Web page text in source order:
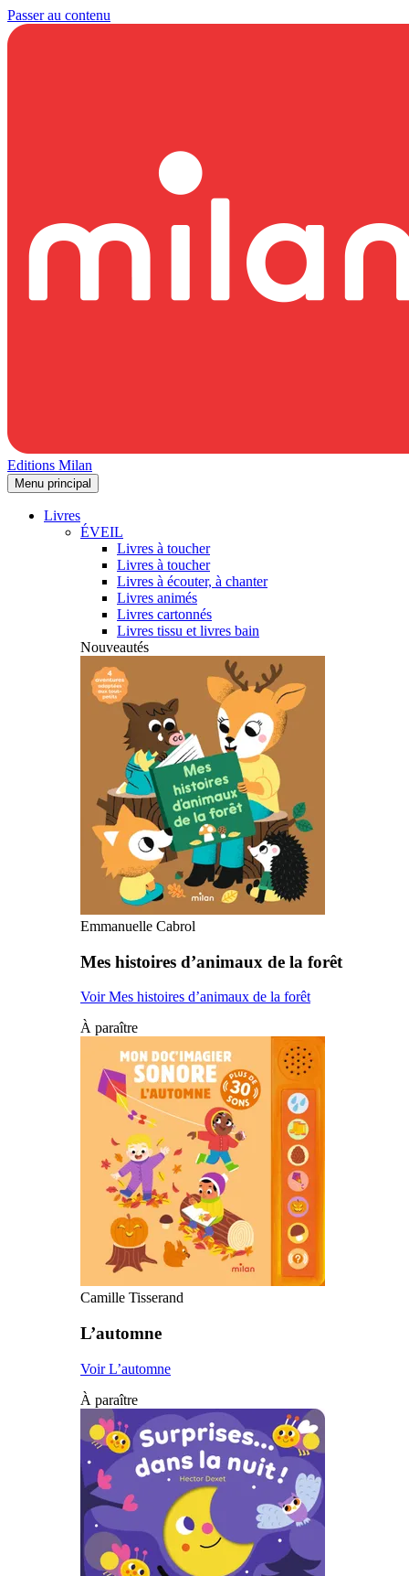
Passer au contenu
Editions Milan
Menu principal
Livres
ÉVEIL
Livres à toucher
Livres à toucher
Livres à écouter, à chanter
Livres animés
Livres cartonnés
Livres tissu et livres bain
Nouveautés
Emmanuelle Cabrol
Mes histoires d’animaux de la forêt
Voir Mes histoires d’animaux de la forêt
À paraître
Camille Tisserand
L’automne
Voir L’automne
À paraître